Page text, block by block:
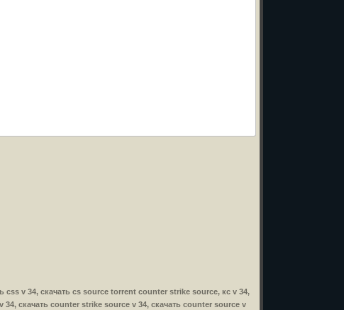
css v 34, скачать cs source torrent counter strike source, кс v 34,
34, скачать counter strike source v 34, скачать counter source v